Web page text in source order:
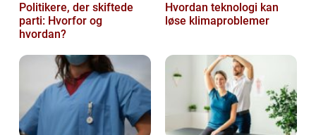
Politikere, der skiftede
parti: Hvorfor og
hvordan?
Hvordan teknologi kan
løse klimaproblemer